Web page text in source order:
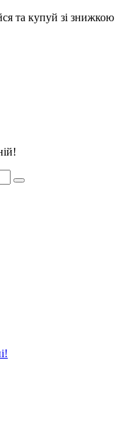
та купуй зі знижкою